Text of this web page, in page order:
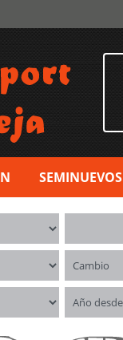
SEMINUEVOS
Cambio
Año desde